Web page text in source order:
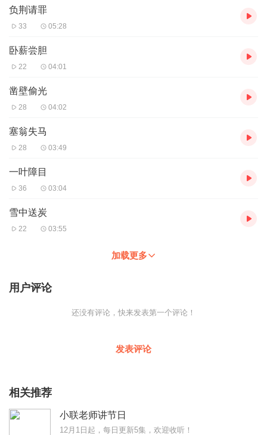
负荆请罪
33 05:28
卧薪尝胆
22 04:01
凿壁偷光
28 04:02
塞翁失马
28 03:49
一叶障目
36 03:04
雪中送炭
22 03:55
加载更多
用户评论
还没有评论，快来发表第一个评论！
发表评论
相关推荐
小联老师讲节日
12月1日起，每日更新5集，欢迎收听！